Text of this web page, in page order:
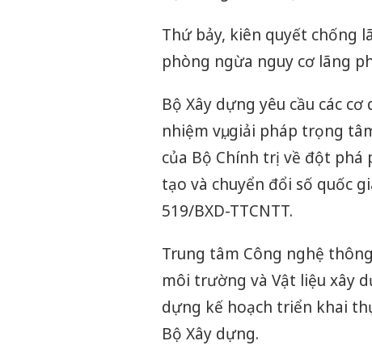
Thứ bảy, kiên quyết chống
phòng ngừa nguy cơ lãng
Bộ Xây dựng yêu cầu các
nhiệm vụ, giải pháp trọng
của Bộ Chính trị về đột
tạo và chuyển đổi số quốc
519/BXD-TTCNTT.
Trung tâm Công nghệ
môi trường và Vật liệu xây
dựng kế hoạch triển khai
Bộ Xây dựng.